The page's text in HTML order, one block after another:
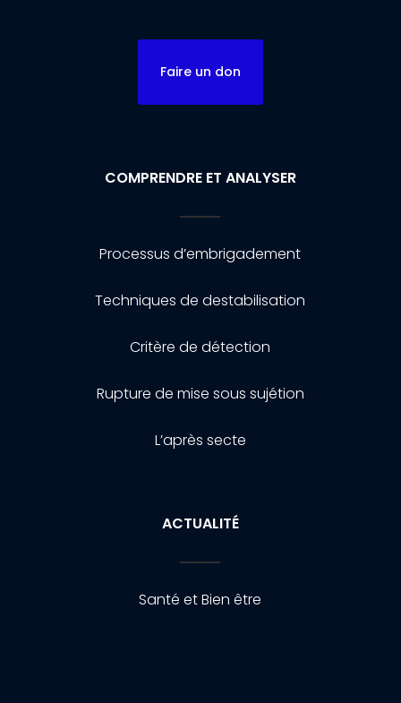
Faire un don
COMPRENDRE ET ANALYSER
Processus d’embrigadement
Techniques de destabilisation
Critère de détection
Rupture de mise sous sujétion
L’après secte
ACTUALITÉ
Santé et Bien être